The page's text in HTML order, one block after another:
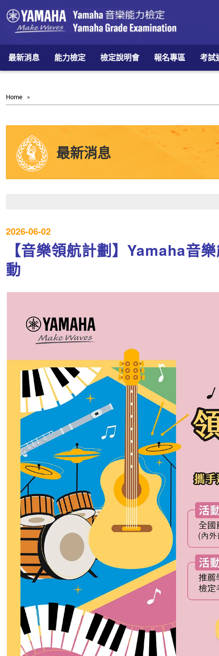
最新消息 能力檢定 檢定說明會 報名專區 考試
Home »
最新消息
2026-06-02
【音樂領航計劃】Yamaha音
動